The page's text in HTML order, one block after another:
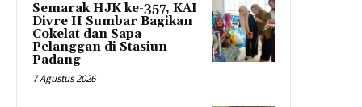
Semarak HJK ke-357, KAI
Divre II Sumbar Bagikan
Cokelat dan Sapa
Pelanggan di Stasiun
Padang
7 Agustus 2026